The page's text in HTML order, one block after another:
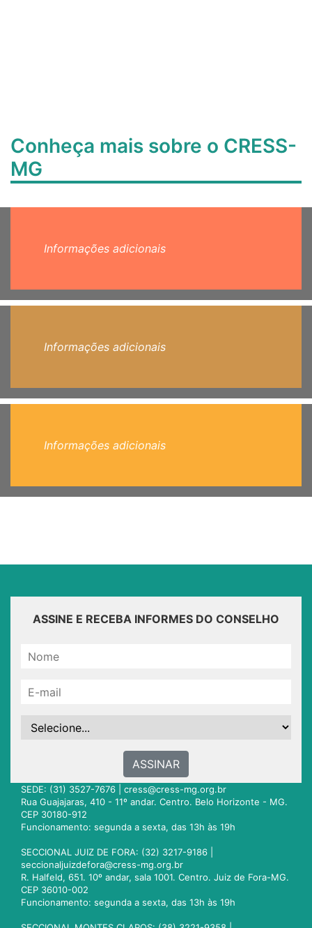
Conheça mais sobre o CRESS-
MG
Informações adicionais
Informações adicionais
Informações adicionais
ASSINE E RECEBA INFORMES DO CONSELHO
ASSINAR
SEDE: (31) 3527-7676 | cress@cress-mg.org.br
Rua Guajajaras, 410 - 11º andar. Centro. Belo Horizonte - MG.
CEP 30180-912
Funcionamento: segunda a sexta, das 13h às 19h
SECCIONAL JUIZ DE FORA: (32) 3217-9186 |
seccionaljuizdefora@cress-mg.org.br
R. Halfeld, 651. 10º andar, sala 1001. Centro. Juiz de Fora-MG.
CEP 36010-002
Funcionamento: segunda a sexta, das 13h às 19h